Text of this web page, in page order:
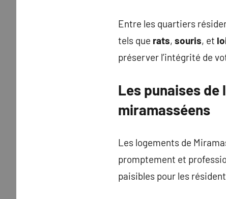
Entre les quartiers
tels que rats, souris, et
préserver l’intégrité de
Les punaises de
miramasséens
Les logements de
promptement et
paisibles pour les